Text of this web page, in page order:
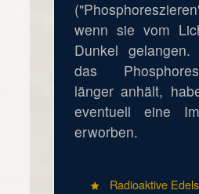
wenn sie vom
Dunkel gelangen.
das
länger anhält,
eventuell eine
erworben.
Radioaktive